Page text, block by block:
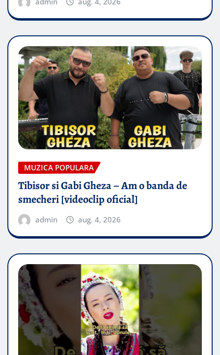
MUZICA POPULARA
Tibisor si Gabi Gheza – Am o banda de
smecheri [videoclip oficial]
admin aug. 4, 2026